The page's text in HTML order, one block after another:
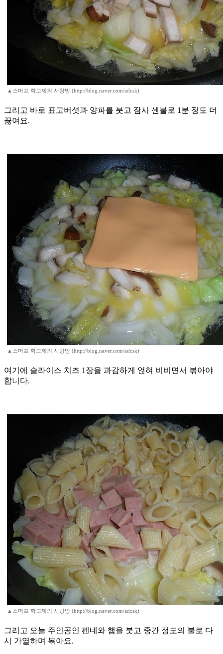
▲스머프 학고제의 사랑방 (http://blog.naver.com/adcsk)
그리고 바로 표고버섯과 양파를 붓고 잠시 센불로 1분 정도 더
끓여요.
▲스머프 학고제의 사랑방 (http://blog.naver.com/adcsk)
여기에 슬라이스 치즈 1장을 과감하게 얹혀 비비면서 볶아야
합니다.
▲스머프 학고제의 사랑방 (http://blog.naver.com/adcsk)
그리고 오늘 주인공인 펜네와 햄을 붓고 중간 정도의 불로 다
시 가열하며 볶아요.